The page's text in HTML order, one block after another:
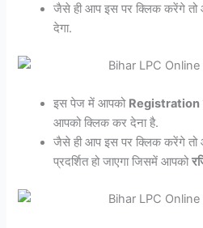
जैसे ही आप इस पर क्लिक करेंगे तो
देगा.
इस पेज में आपको Registration
आपको क्लिक कर देना है.
जैसे ही आप इस पर क्लिक करेंगे
प्रदर्शित हो जाएगा जिसमें आपको